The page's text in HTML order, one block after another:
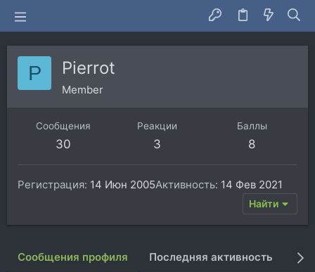
P Pierrot
Member
Сообщения
30
Реакции
3
Баллы
8
Регистрация 14 Июн 2005Активность 14 Фев 2021
Найти
Сообщения профиля Последняя активность